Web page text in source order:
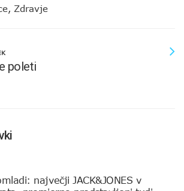
, Zdravje
poleti
največji JACK&JONES v